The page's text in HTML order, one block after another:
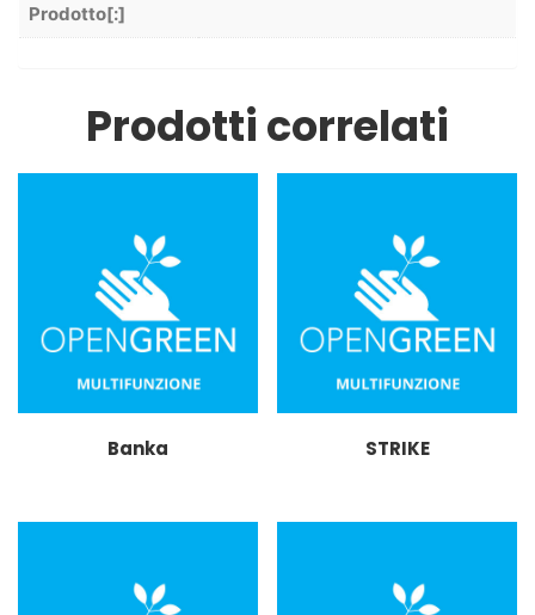
Prodotto[:]
Prodotti correlati
Banka STRIKE